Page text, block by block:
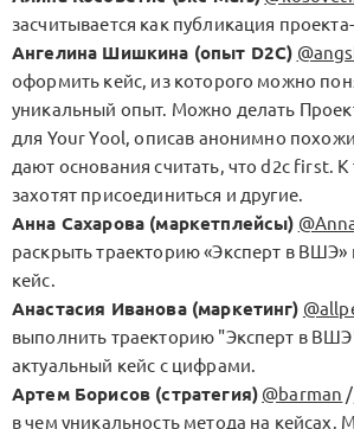
засчитывается как публикация
Ангелина Шишкина (опыт D2C)
оформить кейс, из которого можно
уникальный опыт. Можно делать
для Your Yool, описав анонимно
дают основания считать, что d2c first.
захотят присоединиться и другие.
Анна Сахарова (маркетплейсы)
раскрыть траекторию «Эксперт в ВШЭ»
кейс.
Анастасия Иванова (маркетинг)
выполнить траекторию "Эксперт в
актуальный кейс с цифрами.
Артем Борисов (стратегия) @barman
в чем уникальность метода на кейсах.